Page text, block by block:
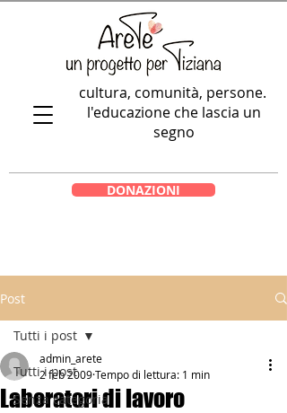
cultura, comunità, persone.
l'educazione che lascia un
segno
DONAZIONI
Post
Tutti i post
Senza categoria
Tutti i post
Laboratori di lavoro
admin_arete
2 feb 2009Tempo di lettura: 1 min